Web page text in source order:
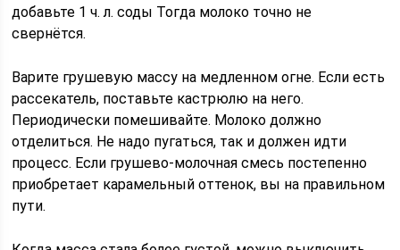
добавьте 1 ч. л. соды Тогда молоко точно не
свернётся.
Варите грушевую массу на медленном огне. Если есть
рассекатель, поставьте кастрюлю на него.
Периодически помешивайте. Молоко должно
отделиться. Не надо пугаться, так и должен идти
процесс. Если грушево-молочная смесь постепенно
приобретает карамельный оттенок, вы на правильном
пути.